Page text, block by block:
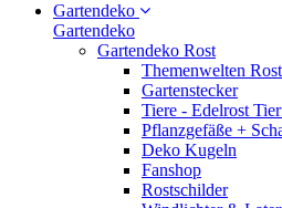
Gartendeko
Gartendeko
Gartendeko Rost
Themenwelten
Gartenstecker
Tiere - Edelrost
Pflanzgefäße +
Deko Kugeln
Fanshop
Rostschilder